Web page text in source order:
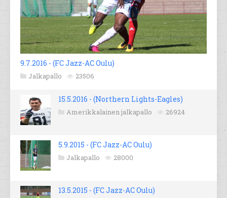
9.7.2016 - (FC Jazz-AC Oulu)
Jalkapallo 23506
15.5.2016 - (Northern Lights-Eagles)
Amerikkalainen jalkapallo 26924
5.9.2015 - (FC Jazz-AC Oulu)
Jalkapallo 28000
13.5.2015 - (FC Jazz-AC Oulu)